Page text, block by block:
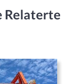
Relaterte